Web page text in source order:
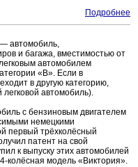
Подробнее
— автомобиль,
и багажа, вместимостью от
автомобилем
«B». Если в
в другую категорию,
автомобиль).
с бензиновым двигателем
немецкими
первый трёхколёсный
патент на свой
к выпуску этих автомобилей
колёсная модель «Виктория».